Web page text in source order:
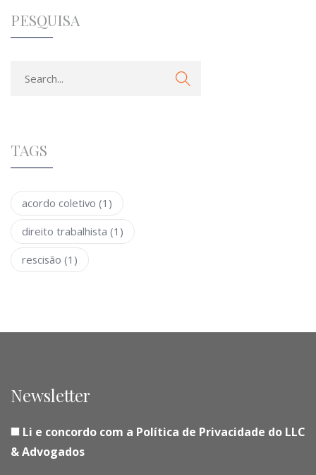
PESQUISA
TAGS
acordo coletivo (1)
direito trabalhista (1)
rescisão (1)
Newsletter
Li e concordo com a Política de Privacidade do LLC
& Advogados